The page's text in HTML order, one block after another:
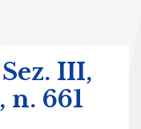
III,
n. 661